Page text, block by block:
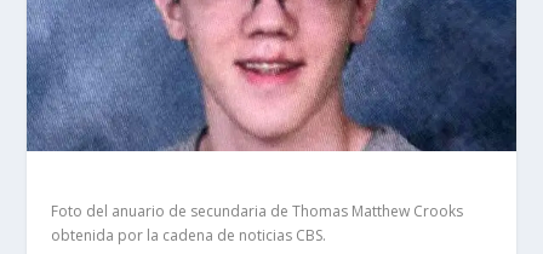
Foto del anuario de secundaria de Thomas Matthew Crooks
obtenida por la cadena de noticias CBS.